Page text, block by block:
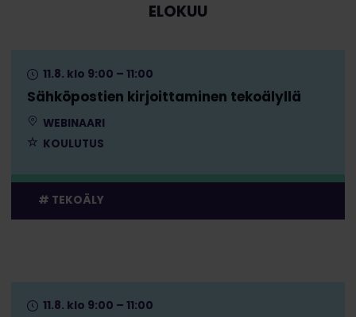
ELOKUU
Sähköpostien kirjoittaminen tekoälyllä
11.8. klo 9:00 – 11:00
WEBINAARI
KOULUTUS
TEKOÄLY
11.8. klo 9:00 – 11:00